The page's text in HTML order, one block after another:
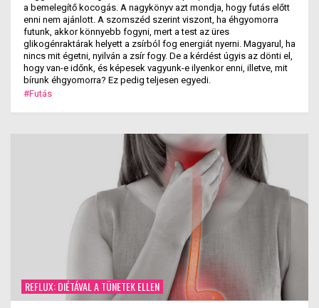
a bemelegítő kocogás. A nagykönyv azt mondja, hogy futás előtt
enni nem ajánlott. A szomszéd szerint viszont, ha éhgyomorra
futunk, akkor könnyebb fogyni, mert a test az üres
glikogénraktárak helyett a zsírból fog energiát nyerni. Magyarul, ha
nincs mit égetni, nyilván a zsír fogy. De a kérdést úgyis az dönti el,
hogy van-e időnk, és képesek vagyunk-e ilyenkor enni, illetve, mit
bírunk éhgyomorra? Ez pedig teljesen egyedi.
#Futás
REFLUX: DIÉTÁVAL A TÜNETEK ELLEN